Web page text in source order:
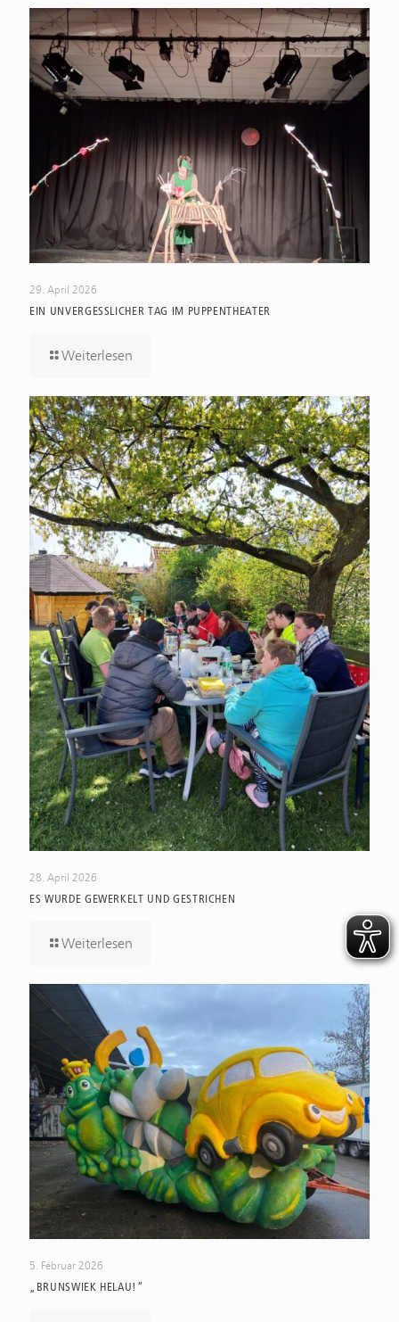
29. April 2026
EIN UNVERGESSLICHER TAG IM PUPPENTHEATER
Weiterlesen
28. April 2026
ES WURDE GEWERKELT UND GESTRICHEN
Weiterlesen
5. Februar 2026
„BRUNSWIEK HELAU!“